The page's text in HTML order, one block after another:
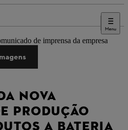
Menu
de imprensa da empresa
NOVA
PRODUÇÃO
A BATERIA